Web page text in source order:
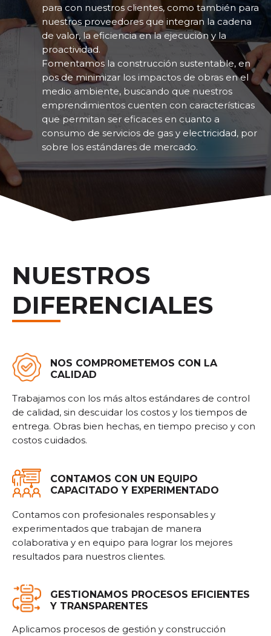
para con nuestros clientes, como también para
nuestros proveedores que integran la cadena
de valor, la eficiencia en la ejecución y la
proactividad.
Fomentamos la construcción sustentable, en
pos de minimizar los impactos de obras en el
medio ambiente, buscando que nuestros
emprendimientos cuenten con características
que permitan ser eficaces en cuanto a
consumo de servicios de gas y electricidad, por
sobre los estándares de mercado.
NUESTROS
DIFERENCIALES
NOS COMPROMETEMOS CON LA
CALIDAD
Trabajamos con los más altos estándares de control
de calidad, sin descuidar los costos y los tiempos de
entrega. Obras bien hechas, en tiempo preciso y con
costos cuidados.
CONTAMOS CON UN EQUIPO
CAPACITADO Y EXPERIMENTADO
Contamos con profesionales responsables y
experimentados que trabajan de manera
colaborativa y en equipo para lograr los mejores
resultados para nuestros clientes.
GESTIONAMOS PROCESOS EFICIENTES
Y TRANSPARENTES
Aplicamos procesos de gestión y construcción